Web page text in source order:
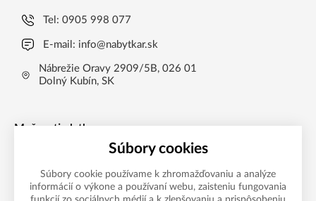
Tel:0905 998 077
E-mail: info@nabytkar.sk
Nábrežie Oravy 2909/5B, 026 01
Dolný Kubín, SK
Možnosti platby
Súbory cookies
Súbory cookie používame k zhromažďovaniu a analýze
informácií o výkone a používaní webu, zaisteniu fungovania